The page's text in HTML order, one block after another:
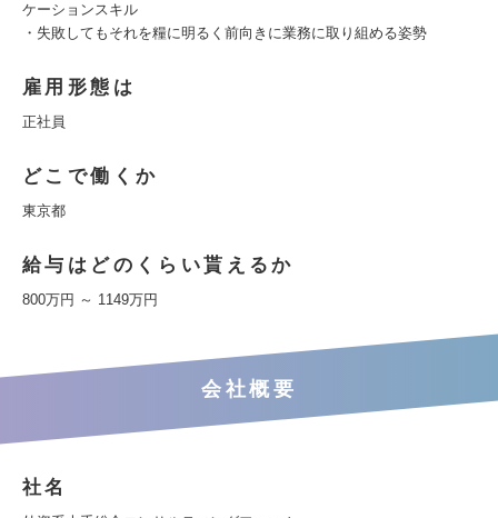
ケーションスキル
・失敗してもそれを糧に明るく前向きに業務に取り組める姿勢
雇用形態は
正社員
どこで働くか
東京都
給与はどのくらい貰えるか
800万円 ～ 1149万円
会社概要
社名